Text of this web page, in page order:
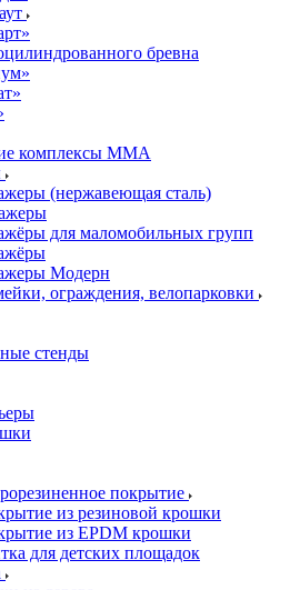
бревна
комплексы ММА
(нержавеющая сталь)
для маломобильных групп
Модерн
ограждения, велопарковки
стенды
покрытие
из резиновой крошки
из EPDM крошки
для детских площадок